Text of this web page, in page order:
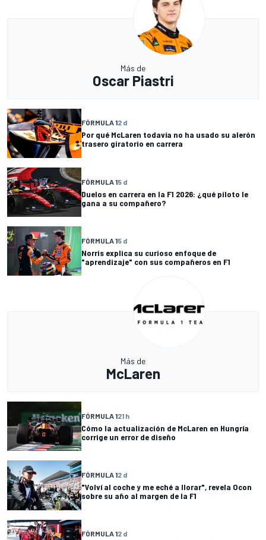
Más de
Oscar Piastri
FÓRMULA 12 d
Por qué McLaren todavía no ha usado su alerón
trasero giratorio en carrera
FÓRMULA 15 d
Duelos en carrera en la F1 2026: ¿qué piloto le
gana a su compañero?
FÓRMULA 15 d
Norris explica su curioso enfoque de
"aprendizaje" con sus compañeros en F1
Más de
McLaren
FÓRMULA 121 h
Cómo la actualización de McLaren en Hungría
corrige un error de diseño
FÓRMULA 12 d
"Volví al coche y me eché a llorar", revela Ocon
sobre su año al margen de la F1
FÓRMULA 12 d